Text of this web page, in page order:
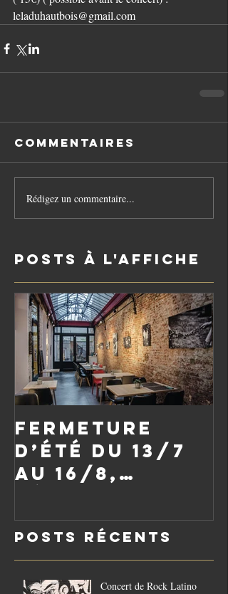
leladuhautbois@gmail.com
Commentaires
Rédigez un commentaire...
Posts à l'affiche
Fermeture
d’été du 13/7
au 16/8,
le vendredi
21/8
Posts Récents
Concert de Rock Latino